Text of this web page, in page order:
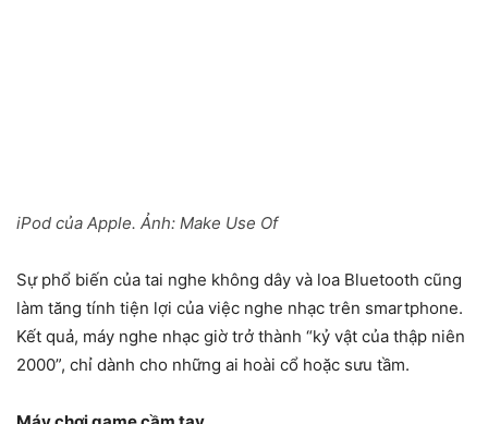
iPod của Apple. Ảnh: Make Use Of
Sự phổ biến của tai nghe không dây và loa Bluetooth cũng
làm tăng tính tiện lợi của việc nghe nhạc trên smartphone.
Kết quả, máy nghe nhạc giờ trở thành “kỷ vật của thập niên
2000”, chỉ dành cho những ai hoài cổ hoặc sưu tầm.